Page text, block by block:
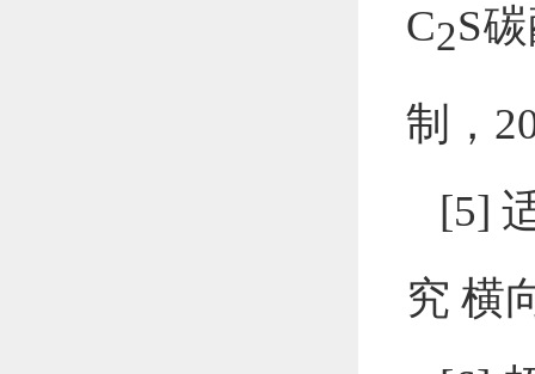
C2S
制，
[5]
究 横